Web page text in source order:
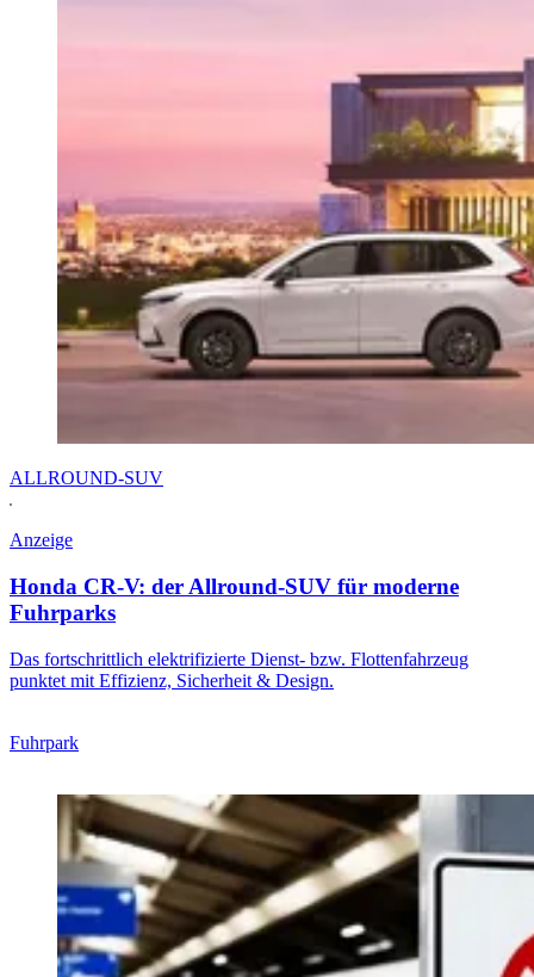
ALLROUND-SUV
Anzeige
Honda CR-V: der Allround-SUV für moderne
Fuhrparks
Das fortschrittlich elektrifizierte Dienst- bzw. Flottenfahrzeug
punktet mit Effizienz, Sicherheit & Design.
Fuhrpark